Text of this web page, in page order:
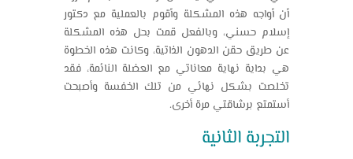
أن أواجه هذه المشكلة وأقوم بالعملية مع دكتور
إسلام حسني، وبالفعل قمت بحل هذه المشكلة
عن طريق حقن الدهون الذاتية، وكانت هذه الخطوة
هي بداية نهاية معاناتي مع العضلة النائمة، فقد
تخلصت بشكل نهائي من تلك الخفسة وأصبحت
أستمتع برشاقتي مرة أخرى.
التجربة الثانية